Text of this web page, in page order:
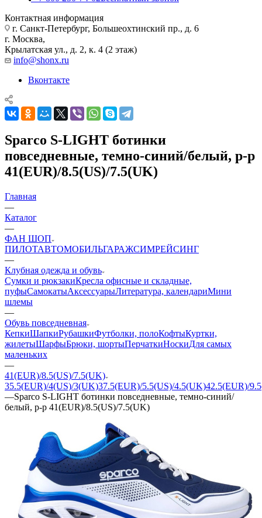
Контактная информация
г. Санкт-Петербург, Большеохтинский пр., д. 6
г. Москва,
Крылатская ул., д. 2, к. 4 (2 этаж)
info@shonx.ru
Вконтакте
Sparco S-LIGHT ботинки
повседневные, темно-синий/белый, р-р
41(EUR)/8.5(US)/7.5(UK)
Главная
—
Каталог
—
ФАН ШОП
ПИЛОТАВТОМОБИЛЬГАРАЖСИМРЕЙСИНГ
—
Клубная одежда и обувь
Сумки и рюкзакиКресла офисные и складные,
пуфыСамокатыАксессуарыЛитература, календариМини
шлемы
—
Обувь повседневная
КепкиШапкиРубашкиФутболки, полоКофтыКуртки,
жилетыШарфыБрюки, шортыПерчаткиНоскиДля самых
маленьких
—
41(EUR)/8.5(US)/7.5(UK)
35.5(EUR)/4(US)/3(UK)37.5(EUR)/5.5(US)/4.5(UK)42.5(EUR)/
—Sparco S-LIGHT ботинки повседневные, темно-синий/
белый, р-р 41(EUR)/8.5(US)/7.5(UK)